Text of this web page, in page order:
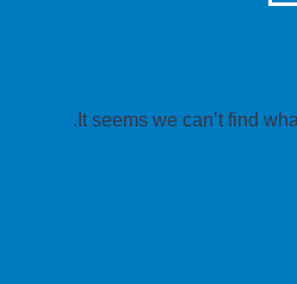
It seems we can’t find